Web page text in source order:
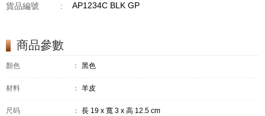
貨品編號 : AP1234C BLK GP
商品參數
顏色 ： 黑色
材料 ： 羊皮
尺码 ： 長 19 x 寬 3 x 高 12.5 cm